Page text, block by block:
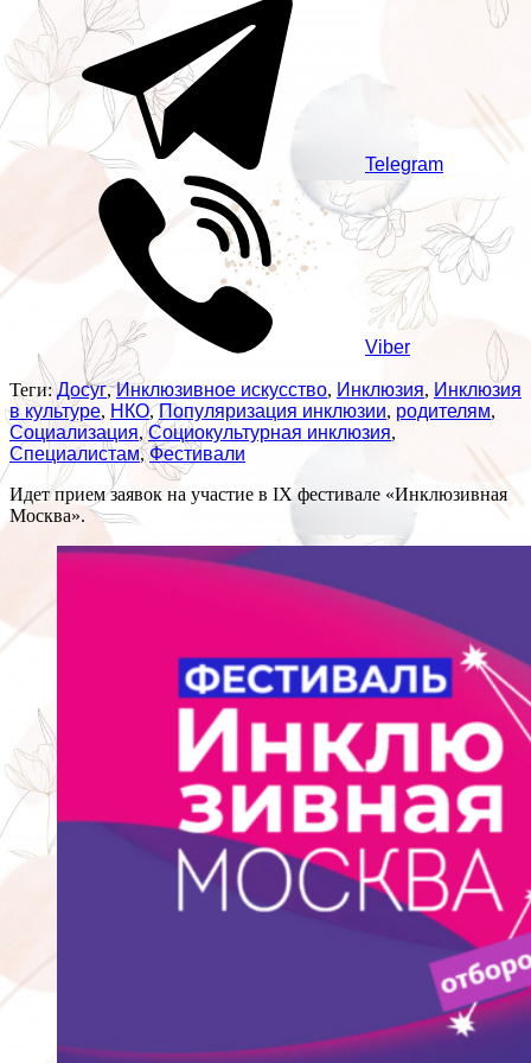
Telegram
Viber
Теги:Досуг,Инклюзивное искусство, Инклюзия, Инклюзия
в культуре, НКО,Популяризация инклюзии, родителям,
Социализация,Социокультурная инклюзия,
Специалистам,Фестивали
Идет прием заявок на участие в IX фестивале «Инклюзивная
Москва».